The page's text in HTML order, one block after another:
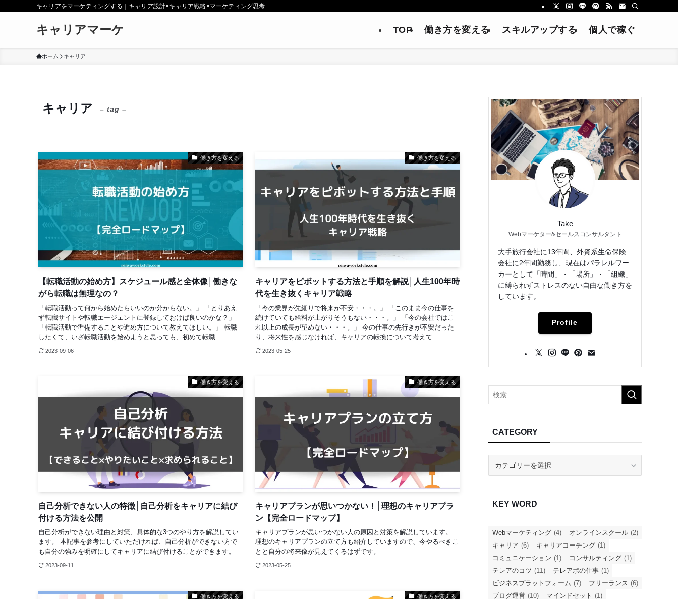
キャリアをマーケティングする｜キャリア設計×キャリア戦略×マーケティング思考
キャリアマーケ TOP 働き方を変える スキルアップする 個人で稼ぐ
ホーム キャリア
キャリア – tag –
働き方を変える
【転職活動の始め方】スケジュール感と全体像│働きな
がら転職は無理なの？
「転職活動って何から始めたらいいのか分からない。」 「とりあえ
ず転職サイトや転職エージェントに登録しておけば良いのかな？」
「転職活動で準備することや進め方について教えてほしい。」 転職
したくて、いざ転職活動を始めようと思っても、初めて転職...
2023-09-06
働き方を変える
キャリアをピボットする方法と手順を解説│人生100年時
代を生き抜くキャリア戦略
「今の業界が先細りで将来が不安・・・。」 「このまま今の仕事を
続けていても給料が上がりそうもない・・・。」 「今の会社ではこ
れ以上の成長が望めない・・・。」 今の仕事の先行きが不安だった
り、将来性を感じなければ、キャリアの転換について考えて...
2023-05-25
働き方を変える
自己分析できない人の特徴│自己分析をキャリアに結び
付ける方法を公開
自己分析ができない理由と対策、具体的な3つのやり方を解説してい
ます。 本記事を参考にしていただければ、自己分析ができない方で
も自分の強みを明確にしてキャリアに結び付けることができます。
2023-09-11
働き方を変える
キャリアプランが思いつかない！│理想のキャリアプラ
ン【完全ロードマップ】
キャリアプランが思いつかない人の原因と対策を解説しています。
理想のキャリアプランの立て方も紹介していますので、今やるべきこ
とと自分の将来像が見えてくるはずです。
2023-05-25
働き方を変える 働き方を変える
Take
Webマーケター&セールスコンサルタント
大手旅行会社に13年間、外資系生命保険
会社に2年間勤務し、現在はパラレルワー
カーとして「時間」・「場所」・「組織」
に縛られずストレスのない自由な働き方を
しています。
Profile
CATEGORY
KEY WORD
Webマーケティング (4) オンラインスクール (2)
キャリア (6) キャリアコーチング (1)
コミュニケーション (1) コンサルティング (1)
テレアのコツ (11) テレアポの仕事 (1)
ビジネスプラットフォーム (7) フリーランス (6)
ブログ運営 (10) マインドセット (1)